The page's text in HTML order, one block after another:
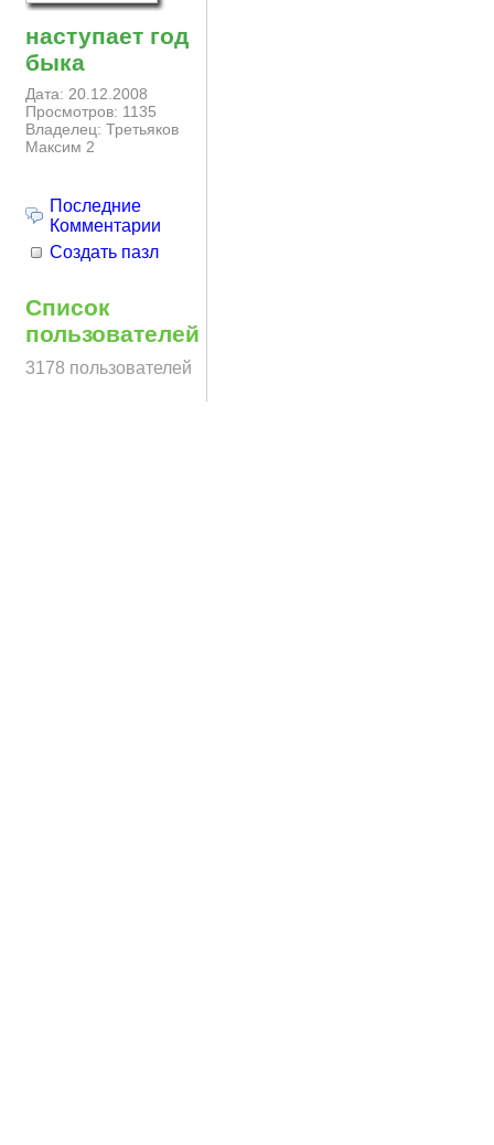
наступает год
быка
Дата: 20.12.2008
Просмотров: 1135
Владелец: Третьяков
Максим 2
Последние
Комментарии
Создать пазл
Список
пользователей
3178 пользователей